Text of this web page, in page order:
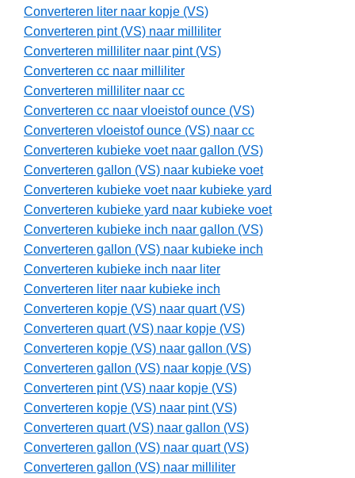
Converteren liter naar kopje (VS)
Converteren pint (VS) naar milliliter
Converteren milliliter naar pint (VS)
Converteren cc naar milliliter
Converteren milliliter naar cc
Converteren cc naar vloeistof ounce (VS)
Converteren vloeistof ounce (VS) naar cc
Converteren kubieke voet naar gallon (VS)
Converteren gallon (VS) naar kubieke voet
Converteren kubieke voet naar kubieke yard
Converteren kubieke yard naar kubieke voet
Converteren kubieke inch naar gallon (VS)
Converteren gallon (VS) naar kubieke inch
Converteren kubieke inch naar liter
Converteren liter naar kubieke inch
Converteren kopje (VS) naar quart (VS)
Converteren quart (VS) naar kopje (VS)
Converteren kopje (VS) naar gallon (VS)
Converteren gallon (VS) naar kopje (VS)
Converteren pint (VS) naar kopje (VS)
Converteren kopje (VS) naar pint (VS)
Converteren quart (VS) naar gallon (VS)
Converteren gallon (VS) naar quart (VS)
Converteren gallon (VS) naar milliliter